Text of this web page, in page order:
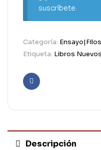
suscríbete.
Categoría:
Etiqueta: Libros Nuevos
Facebook
Descripción